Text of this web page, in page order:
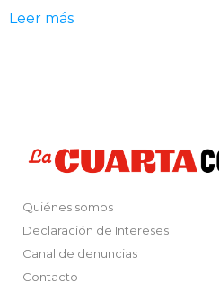
Leer más
Quiénes somos
Declaración de Intereses
Canal de denuncias
Contacto